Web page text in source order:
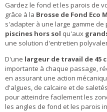
Gardez le fond et les parois de
grâce à la Brosse de Fond Eco
s'adapter à une large gamme
piscines hors sol qu'aux
une solution d'entretien
D'une largeur de travail de 45
importante à chaque passage,
en assurant une action
d'algues, de calcaire et de
pour atteindre facilement les
les angles de fond et les parois